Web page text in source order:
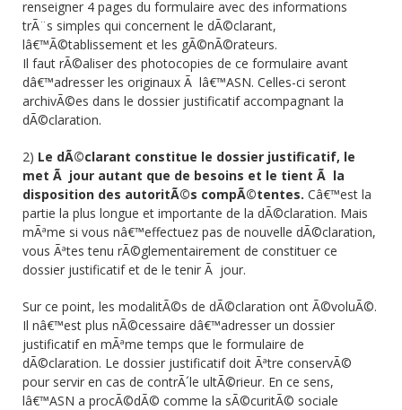
renseigner 4 pages du formulaire avec des informations
trÃ¨s simples qui concernent le dÃ©clarant,
lâ€™Ã©tablissement et les gÃ©nÃ©rateurs.
Il faut rÃ©aliser des photocopies de ce formulaire avant
dâ€™adresser les originaux Ã lâ€™ASN. Celles-ci seront
archivÃ©es dans le dossier justificatif accompagnant la
dÃ©claration.
2) Le dÃ©clarant constitue le dossier justificatif, le
met Ã jour autant que de besoins et le tient Ã la
disposition des autoritÃ©s compÃ©tentes. Câ€™est la
partie la plus longue et importante de la dÃ©claration. Mais
mÃªme si vous nâ€™effectuez pas de nouvelle dÃ©claration,
vous Ãªtes tenu rÃ©glementairement de constituer ce
dossier justificatif et de le tenir Ã jour.
Sur ce point, les modalitÃ©s de dÃ©claration ont Ã©voluÃ©.
Il nâ€™est plus nÃ©cessaire dâ€™adresser un dossier
justificatif en mÃªme temps que le formulaire de
dÃ©claration. Le dossier justificatif doit Ãªtre conservÃ©
pour servir en cas de contrÃ´le ultÃ©rieur. En ce sens,
lâ€™ASN a procÃ©dÃ© comme la sÃ©curitÃ© sociale